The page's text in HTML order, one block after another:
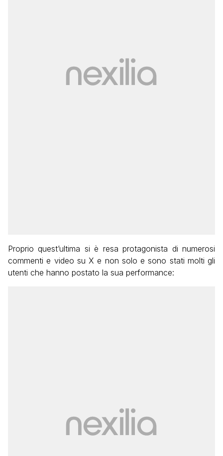
Proprio quest’ultima si è resa protagonista di numerosi
commenti e video su X e non solo e sono stati molti gli
utenti che hanno postato la sua performance: